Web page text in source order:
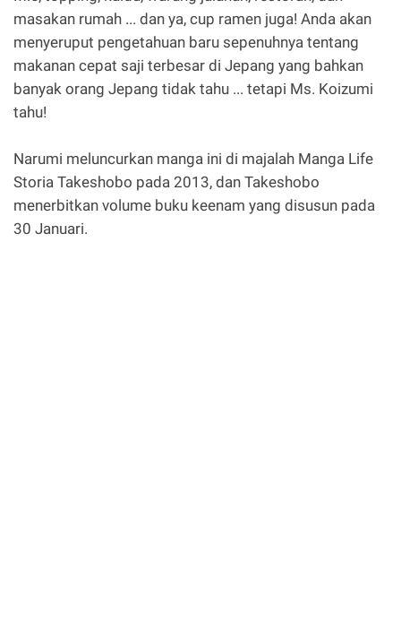
masakan rumah ... dan ya, cup ramen juga! Anda akan
menyeruput pengetahuan baru sepenuhnya tentang
makanan cepat saji terbesar di Jepang yang bahkan
banyak orang Jepang tidak tahu ... tetapi Ms. Koizumi
tahu!
Narumi meluncurkan manga ini di majalah Manga Life
Storia Takeshobo pada 2013, dan Takeshobo
menerbitkan volume buku keenam yang disusun pada
30 Januari.